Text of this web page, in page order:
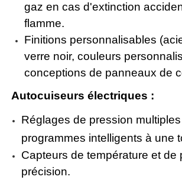
gaz en cas d'extinction
flamme.
Finitions personnalisables
verre noir, couleurs
conceptions de panneaux de
Autocuiseurs électriques :
Réglages de pression
programmes intelligents à une
Capteurs de température et de
précision.